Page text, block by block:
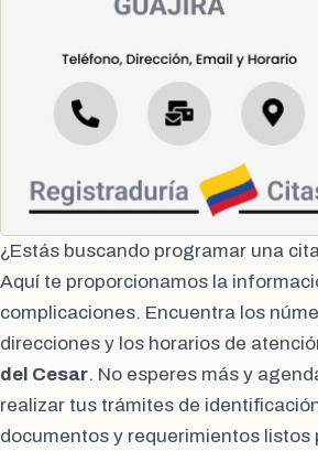
¿Estás buscando programar una
Aquí te proporcionamos la
complicaciones. Encuentra los
direcciones y los horarios de
del Cesar. No esperes más y
realizar tus trámites de
documentos y requerimientos listos